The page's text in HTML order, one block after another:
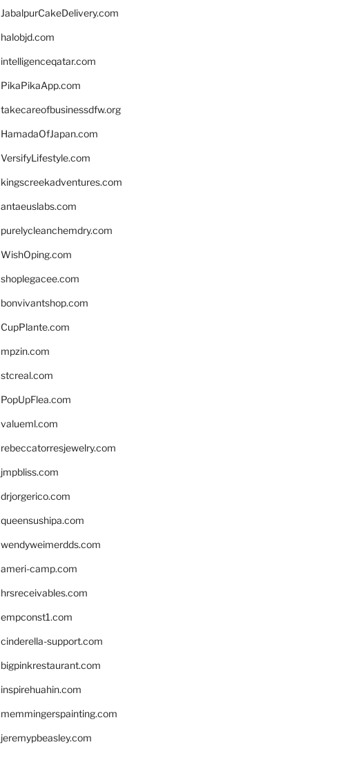
JabalpurCakeDelivery.com
halobjd.com
intelligenceqatar.com
PikaPikaApp.com
takecareofbusinessdfw.org
HamadaOfJapan.com
VersifyLifestyle.com
kingscreekadventures.com
antaeuslabs.com
purelycleanchemdry.com
WishOping.com
shoplegacee.com
bonvivantshop.com
CupPlante.com
mpzin.com
stcreal.com
PopUpFlea.com
valueml.com
rebeccatorresjewelry.com
jmpbliss.com
drjorgerico.com
queensushipa.com
wendyweimerdds.com
ameri-camp.com
hrsreceivables.com
empconst1.com
cinderella-support.com
bigpinkrestaurant.com
inspirehuahin.com
memmingerspainting.com
jeremypbeasley.com